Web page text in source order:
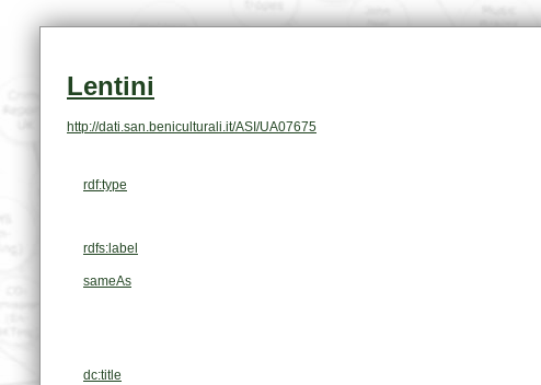
Lentini
http://dati.san.beniculturali.it/ASI/UA07675
rdf:type
rdfs:label
sameAs
dc:title